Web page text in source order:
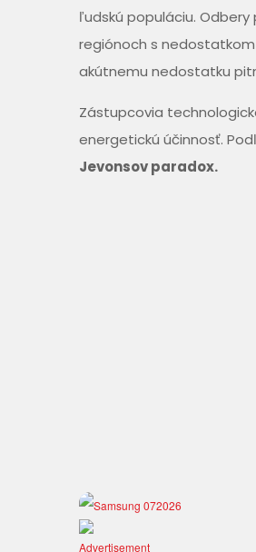
ľudskú populáciu.
regiónoch s nedostatkom
akútnemu nedostatku
Zástupcovia
energetickú účinnosť.
Jevonsov paradox.